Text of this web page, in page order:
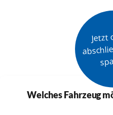
Jetzt
Welches Fahrzeug